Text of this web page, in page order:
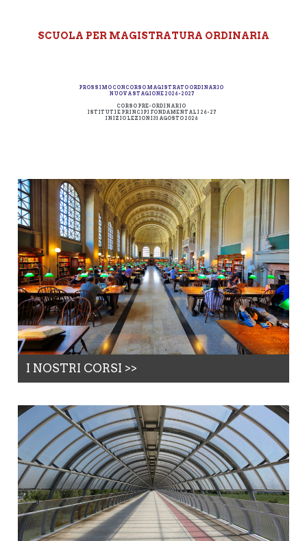
SCUOLA PER MAGISTRATURA ORDINARIA
PROSSIMO CONCORSO MAGISTRATO ORDINARIO
NUOVA STAGIONE 2026-2027
CORSO PRE-ORDINARIO
ISTITUTI E PRINCIPI FONDAMENTALI 26-27
INIZIO LEZIONI 31 AGOSTO 2026
I NOSTRI CORSI >>